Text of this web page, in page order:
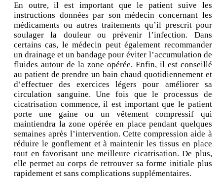
En outre, il est important que le patient suive les
instructions données par son médecin concernant les
médicaments ou autres traitements qu’il prescrit pour
soulager la douleur ou prévenir l’infection. Dans
certains cas, le médecin peut également recommander
un drainage et un bandage pour éviter l’accumulation de
fluides autour de la zone opérée. Enfin, il est conseillé
au patient de prendre un bain chaud quotidiennement et
d’effectuer des exercices légers pour améliorer sa
circulation sanguine. Une fois que le processus de
cicatrisation commence, il est important que le patient
porte une gaine ou un vêtement compressif qui
maintiendra la zone opérée en place pendant quelques
semaines après l’intervention. Cette compression aide à
réduire le gonflement et à maintenir les tissus en place
tout en favorisant une meilleure cicatrisation. De plus,
elle permet au corps de retrouver sa forme initiale plus
rapidement et sans complications supplémentaires.